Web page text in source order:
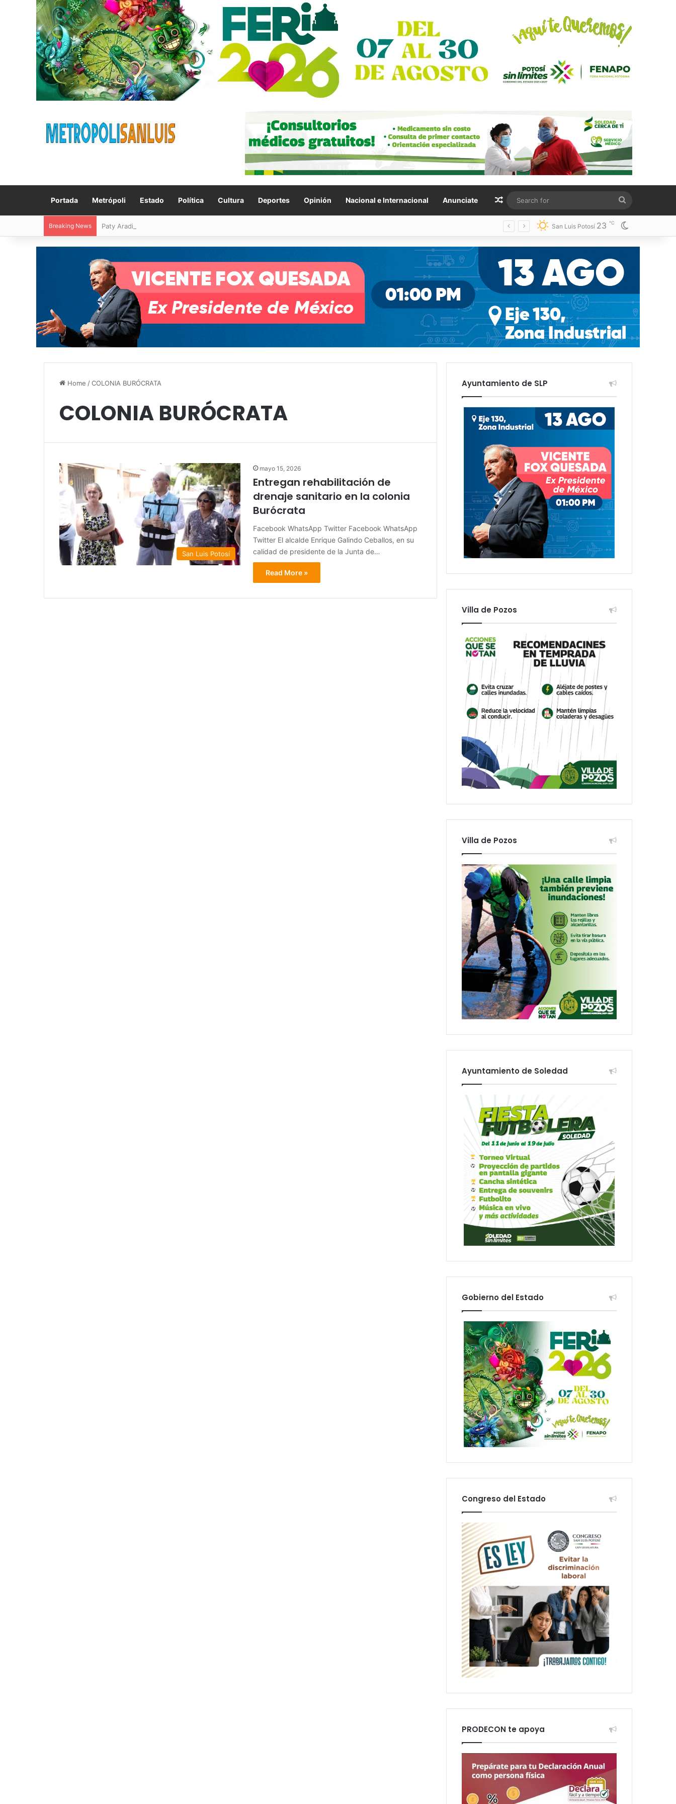
Portada Metrópoli Estado Política Cultura Deportes Opinión Nacional e Internacional Anunciate Random Article
for
Breaking News Paty Aradillas destaca impacto del nuevo desnivel de Circuito Potosí en la movilidad de Villa de Pozos San Luis Potosí 23 ℃
Home /COLONIA BURÓCRATA
COLONIA BURÓCRATA
San Luis Potosí
mayo 15, 2026
Entregan rehabilitación de
drenaje sanitario en la colonia
Burócrata
Facebook WhatsApp Twitter Facebook WhatsApp
Twitter El alcalde Enrique Galindo Ceballos, en su
calidad de presidente de la Junta de…
Read More »
Ayuntamiento de SLP
Villa de Pozos
Villa de Pozos
Ayuntamiento de Soledad
Gobierno del Estado
Congreso del Estado
PRODECON te apoya